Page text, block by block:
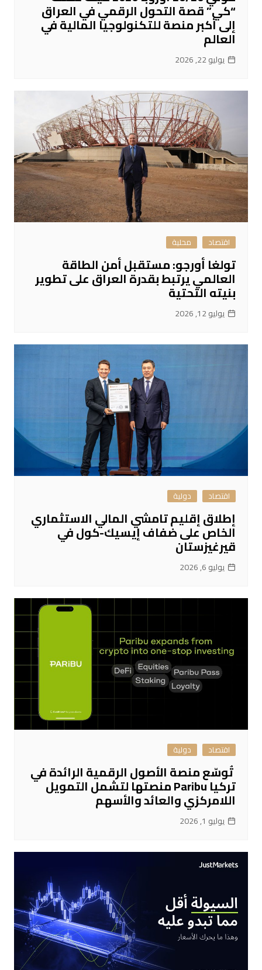
“كي” قصة التحول الرقمي في العراق
إلى أكبر منصة للتكنولوجيا المالية في
العالم
يوليو 22, 2026
اقتصاد محلية
تولغا أورجو: مستقبل أمن الطاقة
العالمي يرتبط بقدرة العراق على تطوير
بنيته التحتية
يوليو 12, 2026
اقتصاد دولية
إطلاق إقليم تامشي المالي الاستثماري
الخاص على ضفاف إيسيك-كول في
قيرغيزستان
يوليو 6, 2026
اقتصاد دولية
تُوسّع منصة الأصول الرقمية الرائدة في
تركيا Paribu منصتها لتشمل التمويل
اللامركزي والعائد والأسهم
يوليو 1, 2026